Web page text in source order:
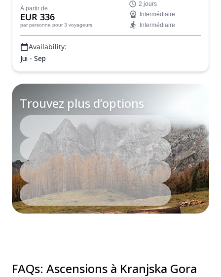
Slovénie : le mont Triglav.
À partir de
EUR 336
par personne pour 3 voyageurs
2 jours
Intermédiaire
Intermédiaire
Availability:
Jui - Sep
Trouvez plus d’options
FAQs: Ascensions à Kranjska Gora